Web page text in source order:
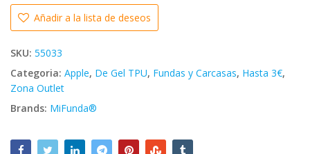
Añadir a la lista de deseos
SKU: 55033
Categoria: Apple, De Gel TPU, Fundas y Carcasas, Hasta 3€,
Zona Outlet
Brands: MiFunda®